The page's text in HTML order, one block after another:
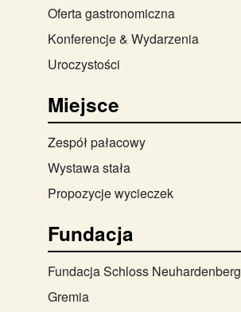
Oferta gastronomiczna
Konferencje & Wydarzenia
Uroczystości
Miejsce
Zespół pałacowy
Wystawa stała
Propozycje wycieczek
Fundacja
Fundacja Schloss Neuhardenberg
Gremia